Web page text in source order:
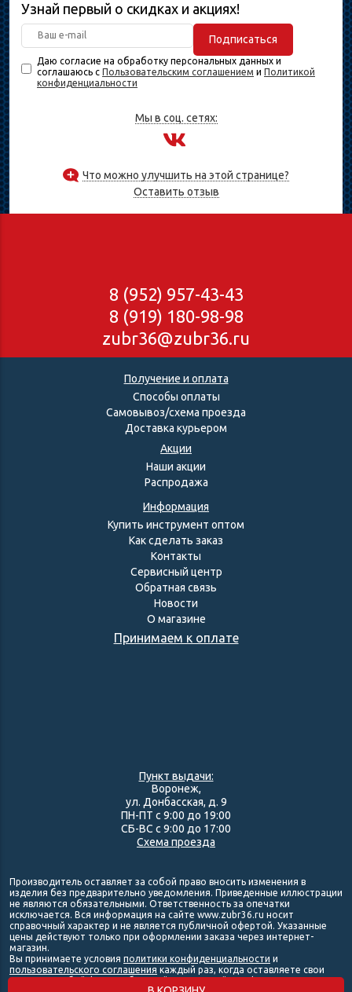
Узнай первый о скидках и акциях!
Подписаться
Даю согласие на обработку персональных данных и
соглашаюсь с Пользовательским соглашением и Политикой
конфиденциальности
Мы в соц. сетях:
Что можно улучшить на этой странице?
Оставить отзыв
8 (952) 957-43-43
8 (919) 180-98-98
zubr36@zubr36.ru
Получение и оплата
Способы оплаты
Самовывоз/схема проезда
Доставка курьером
Акции
Наши акции
Распродажа
Информация
Купить инструмент оптом
Как сделать заказ
Контакты
Сервисный центр
Обратная связь
Новости
О магазине
Принимаем к оплате
Пункт выдачи:
Воронеж,
ул. Донбасская, д. 9
ПН-ПТ с 9:00 до 19:00
СБ-ВС с 9:00 до 17:00
Схема проезда
Производитель оставляет за собой право вносить изменения в
изделия без предварительно уведомления. Приведенные иллюстрации
не являются обязательными. Ответственность за опечатки
исключается. Вся информация на сайте www.zubr36.ru носит
справочный характер и не является публичной офертой. Указанные
цены действуют только при оформлении заказа через интернет-
магазин.
Вы принимаете условия политики конфиденциальности и
пользовательского соглашения каждый раз, когда оставляете свои
данные в любой форме обратной связи на сайте zubr36.ru.